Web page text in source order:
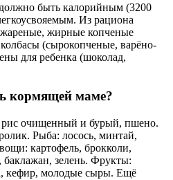
быть калорийным (3200
Из рациона
жареные, жирные копченые
(сырокопченые, варёно-
для ребенка (шоколад,
кормящей маме?
рис очищенный и бурый, пшено.
Рыба: лосось, минтай,
картофель, брокколи,
баклажан, зелень. Фрукты:
кефир, молодые сыры. Ещё